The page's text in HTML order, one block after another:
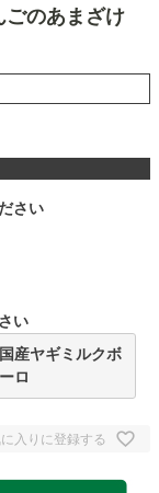
ごのあまざけ
さい
い
国産ヤギミルクボ
ーロ
入りに登録する